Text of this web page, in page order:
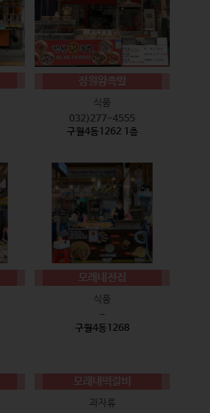
정원왕족발
식품
032)277-4555
구월4동1262 1층
모래내전집
식품
-
구월4동1268
모래내떡갈비
과자류